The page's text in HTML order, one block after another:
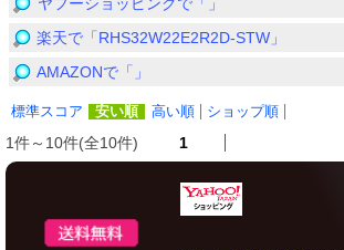
楽天で「RHS32W22E2R2D-STW」
AMAZONで「」
標準スコア 安い順 高い順 ショップ順
1件～10件(全10件) 1